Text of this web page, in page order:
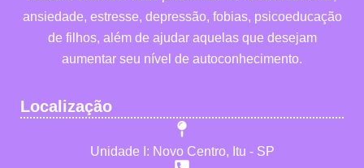
ansiedade, estresse, depressão, fobias, psicoeducação
de filhos, além de ajudar aquelas que desejam
aumentar seu nível de autoconhecimento.
Localização
Unidade I: Novo Centro, Itu - SP